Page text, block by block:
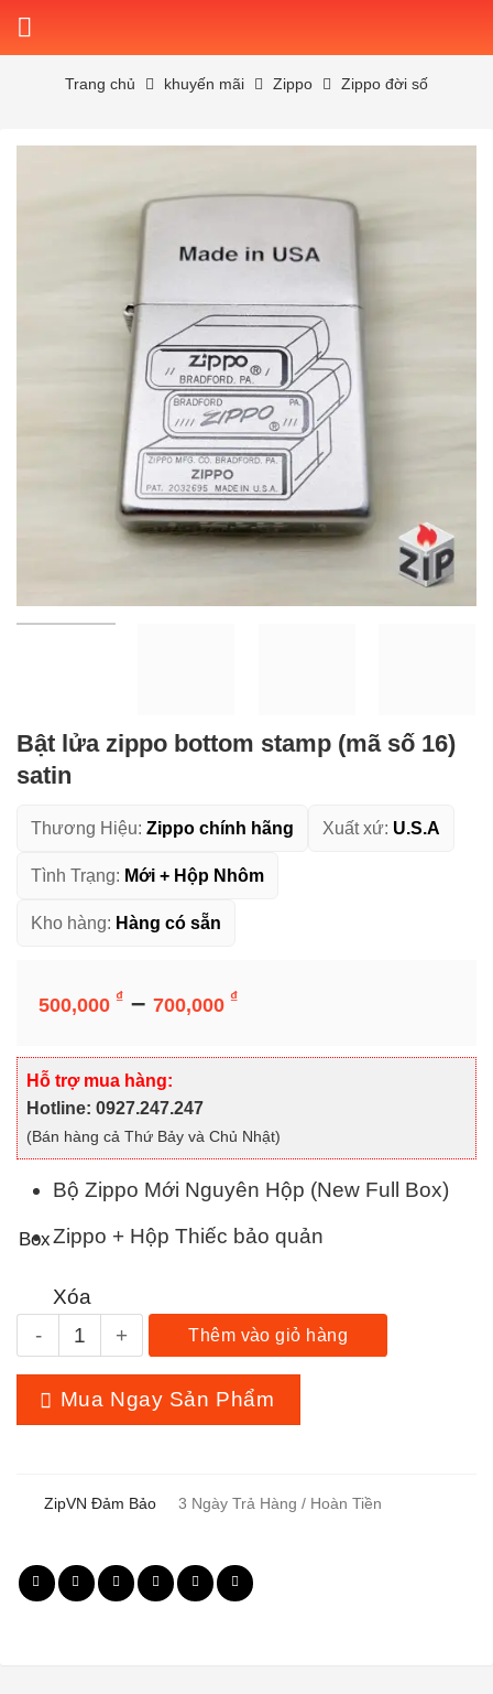
Trang chủ khuyến mãi Zippo Zippo đời số
Bật lửa zippo bottom stamp (mã số 16)
satin
Thương Hiệu: Zippo chính hãng Xuất xứ: U.S.A
Tình Trạng: Mới + Hộp Nhôm
Kho hàng: Hàng có sẵn
500,000 ₫ – 700,000 ₫Khoảng
từ
700,000 ₫
Hỗ trợ mua hàng:
Hotline: 0927.247.247
(Bán hàng cả Thứ Bảy và Chủ Nhật)
Bộ Zippo Mới Nguyên Hộp (New Full Box)
Xóa
Bật lửa zippo bottom stamp (mã số 16) satin số lượng
Thêm vào giỏ hàng
Mua Ngay Sản Phẩm
ZipVN Đảm Bảo 3 Ngày Trả Hàng / Hoàn Tiền